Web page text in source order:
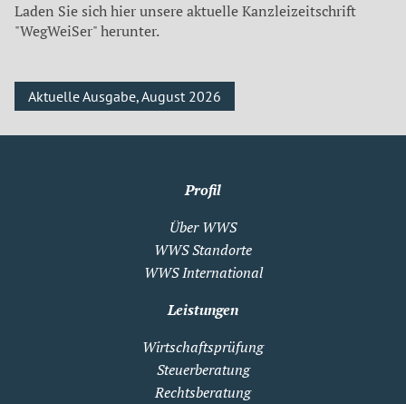
Laden Sie sich hier unsere aktuelle Kanzleizeitschrift
"WegWeiSer" herunter.
Aktuelle Ausgabe, August 2026
Profil
Über WWS
WWS Standorte
WWS International
Leistungen
Wirtschaftsprüfung
Steuerberatung
Rechtsberatung